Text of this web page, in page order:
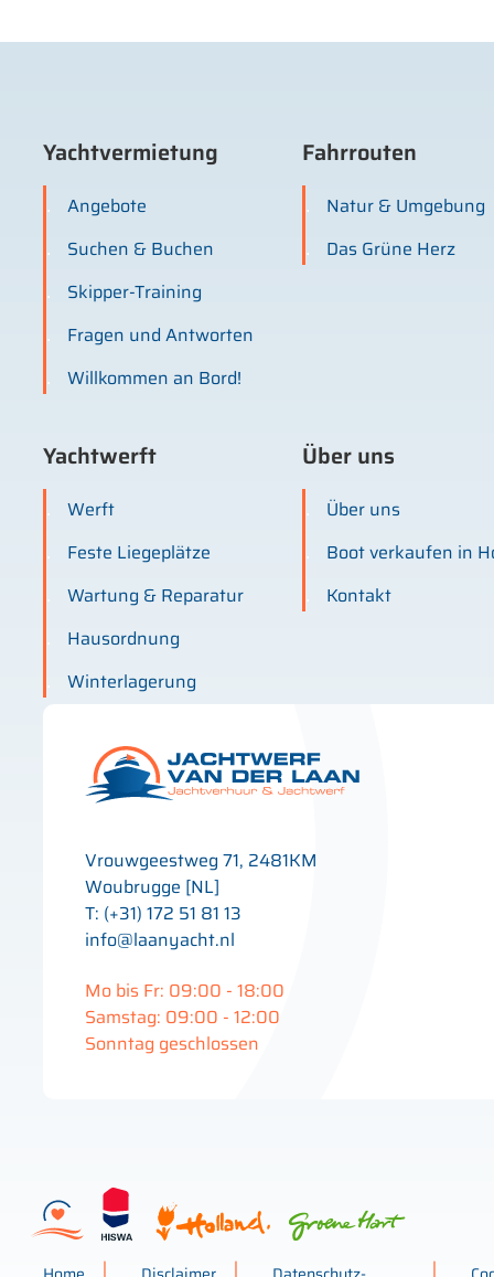
Yachtvermietung
Angebote
Suchen & Buchen
Skipper-Training
Fragen und Antworten
Willkommen an Bord!
Fahrrouten
Natur & Umgebung
Das Grüne Herz
Yachtwerft
Werft
Feste Liegeplätze
Wartung & Reparatur
Hausordnung
Winterlagerung
Über uns
Über uns
Boot verkaufen in
Kontakt
Vrouwgeestweg 71, 2481KM
Woubrugge [NL]
T: (+31) 172 51 81 13
info@laanyacht.nl
Mo bis Fr: 09:00 - 18:00
Samstag: 09:00 - 12:00
Sonntag geschlossen